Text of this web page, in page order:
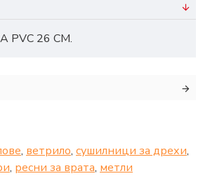
PVC 26 СМ.
, ветрило, сушилници за дрехи,
, ресни за врата, метли